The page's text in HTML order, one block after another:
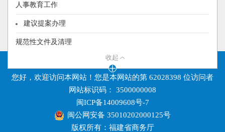
人事教育工作
建议提案办理
规范性文件及清理
收起
|
您好，欢迎访问本网站！您是本网站的第 62028398 位访问者
网站标识码： 3500000008
闽ICP备14009608号-7
闽公网安备 35010202000125号
版权所有：福建省商务厅